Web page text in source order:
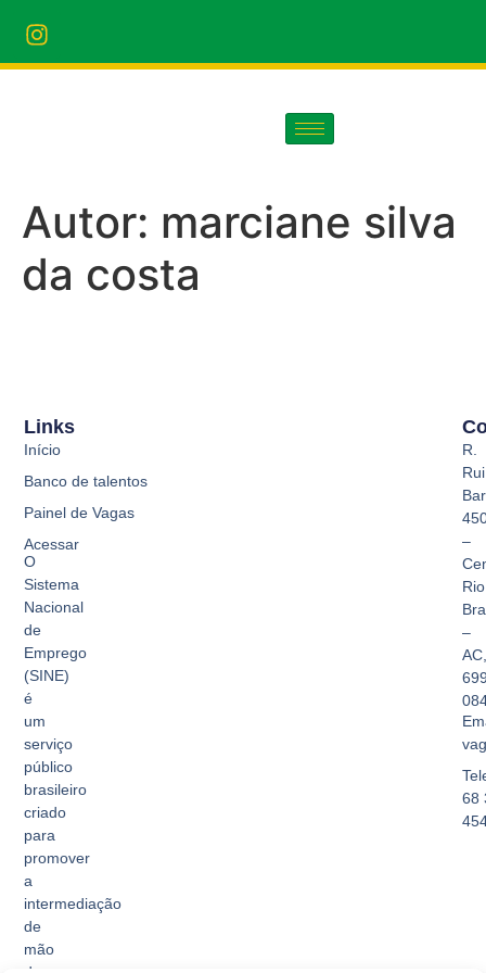
Autor: marciane silva
da costa
O
Sistema
Nacional
de
Emprego
(SINE)
é
um
serviço
público
brasileiro
criado
para
promover
a
intermediação
de
mão
Links
Início
Banco de talentos
Painel de Vagas
Acessar
R.
Rui
–
Rio
–
AC,
68